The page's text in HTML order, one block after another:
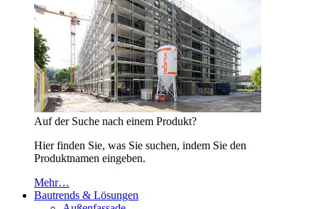
Auf der Suche nach einem Produkt?
Hier finden Sie, was Sie suchen, indem Sie den
Produktnamen eingeben.
Mehr…
Bautrends & Lösungen